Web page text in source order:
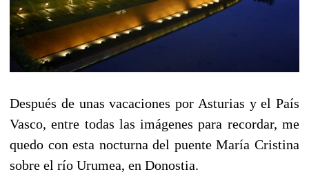
Después de unas vacaciones por Asturias y el País
Vasco, entre todas las imágenes para recordar, me
quedo con esta nocturna del puente María Cristina
sobre el río Urumea, en Donostia.